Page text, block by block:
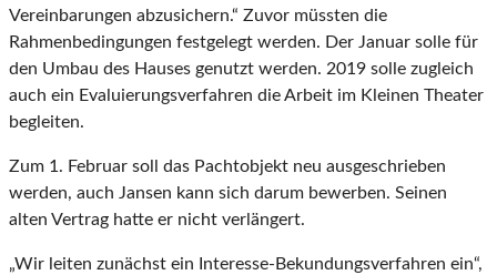
Vereinbarungen abzusichern.“ Zuvor müssten die
Rahmenbedingungen festgelegt werden. Der Januar solle für
den Umbau des Hauses genutzt werden. 2019 solle zugleich
auch ein Evaluierungsverfahren die Arbeit im Kleinen Theater
begleiten.
Zum 1. Februar soll das Pachtobjekt neu ausgeschrieben
werden, auch Jansen kann sich darum bewerben. Seinen
alten Vertrag hatte er nicht verlängert.
„Wir leiten zunächst ein Interesse-Bekundungsverfahren ein“,